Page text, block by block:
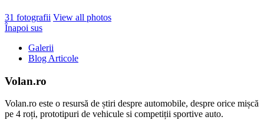
31 fotografii View all photos
Înapoi sus
Galerii
Blog Articole
Volan.ro
Volan.ro este o resursă de știri despre automobile, despre orice mișcă
pe 4 roți, prototipuri de vehicule si competiții sportive auto.